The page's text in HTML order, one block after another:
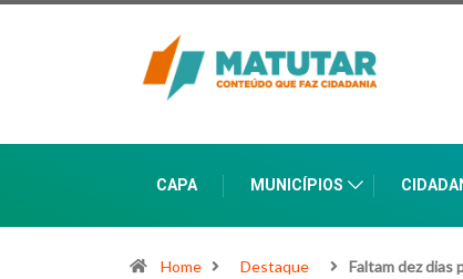
CAPA MUNICÍPIOS
Home Destaque Faltam dez dias